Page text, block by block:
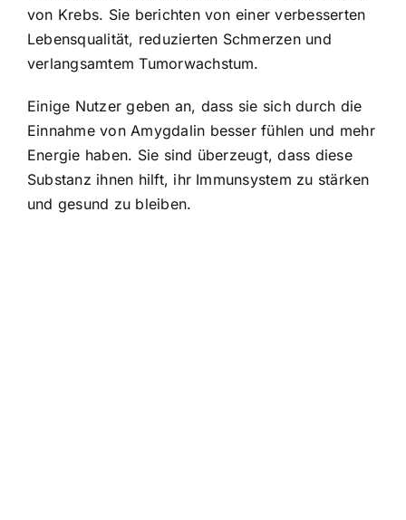
von Krebs. Sie berichten von einer verbesserten
Lebensqualität, reduzierten Schmerzen und
verlangsamtem Tumorwachstum.
Einige Nutzer geben an, dass sie sich durch die
Einnahme von Amygdalin besser fühlen und mehr
Energie haben. Sie sind überzeugt, dass diese
Substanz ihnen hilft, ihr Immunsystem zu stärken
und gesund zu bleiben.